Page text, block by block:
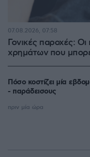
Γονικές παροχές:
χρημάτων που
07.08.2026, 07:58
Πόσο κοστίζει μία
- παράδεισους
πριν μία ώρα